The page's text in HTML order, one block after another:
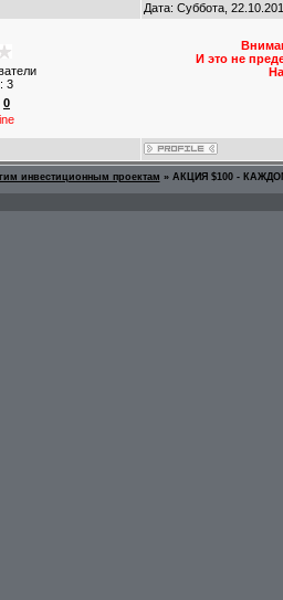
Дата: Суббота,
3
0
И это не
инвестиционным проектам » АКЦИЯ $100 -